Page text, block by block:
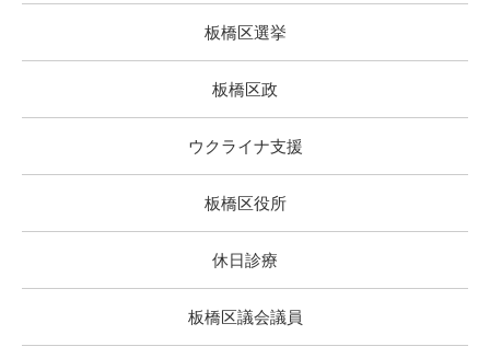
板橋区選挙
板橋区政
ウクライナ支援
板橋区役所
休日診療
板橋区議会議員